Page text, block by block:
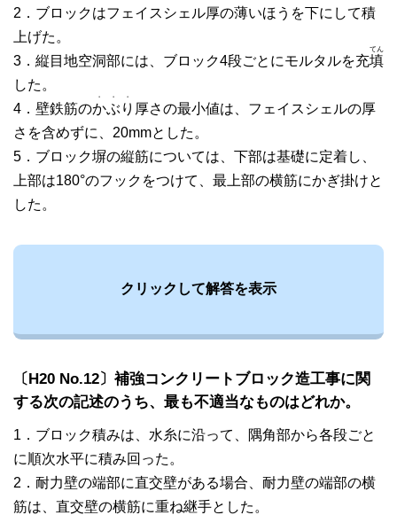
2．ブロックはフェイスシェル厚の薄いほうを下にして積
上げた。
3．縦目地空洞部には、ブロック4段ごとにモルタルを充填
てん
した。
4．壁鉄筋のか
・
ぶ
・
り
・
厚さの最小値は、フェイスシェルの厚
さを含めずに、20mmとした。
5．ブロック塀の縦筋については、下部は基礎に定着し、
上部は180°のフックをつけて、最上部の横筋にかぎ掛けと
した。
クリックして解答を表示
〔H20 No.12〕補強コンクリートブロック造工事に関
する次の記述のうち、最も不適当なものはどれか。
1．ブロック積みは、水糸に沿って、隅角部から各段ごと
に順次水平に積み回った。
2．耐力壁の端部に直交壁がある場合、耐力壁の端部の横
筋は、直交壁の横筋に重ね継手とした。